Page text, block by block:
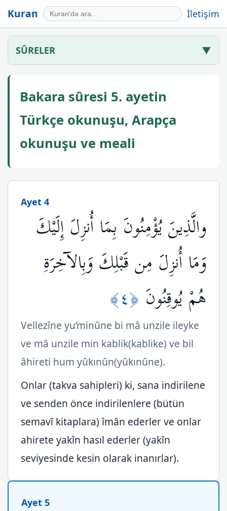
Kuran İletişim
SÛRELER ▼
Bakara sûresi 5. ayetin
Türkçe okunuşu, Arapça
okunuşu ve meali
Ayet 4
والَّذِينَ يُؤْمِنُونَ بِمَا أُنزِلَ إِلَيْكَ
وَمَا أُنزِلَ مِن قَبْلِكَ وَبِالآخِرَةِ
هُمْ يُوقِنُونَ ﴿٤﴾
Vellezîne yu’minûne bi mâ unzile ileyke
ve mâ unzile min kablik(kablike) ve bil
âhireti hum yûkınûn(yûkınûne).
Onlar (takva sahipleri) ki, sana indirilene
ve senden önce indirilenlere (bütün
semavî kitaplara) îmân ederler ve onlar
ahirete yakîn hasıl ederler (yakîn
seviyesinde kesin olarak inanırlar).
Ayet 5